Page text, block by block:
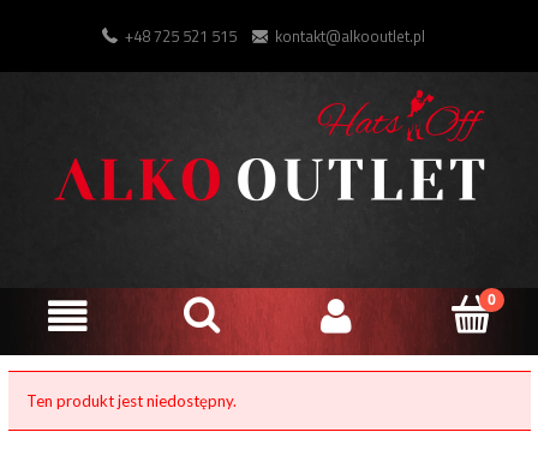
+48 725 521 515 kontakt@alkooutlet.pl
Ten produkt jest niedostępny.